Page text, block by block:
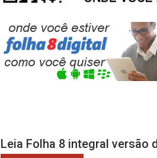
Leia Folha 8 integral versão